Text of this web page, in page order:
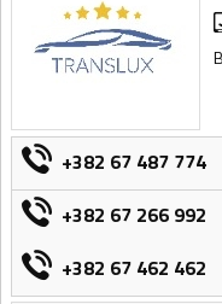
+382 67 487 774
+382 67 266 992
+382 67 462 462